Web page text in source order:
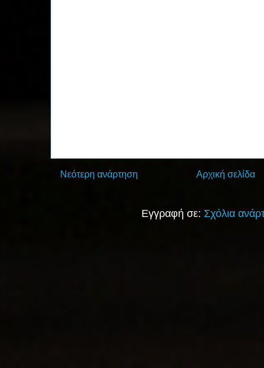
Νεότερη ανάρτηση Αρχική σελίδα
Εγγραφή σε: Σχόλια